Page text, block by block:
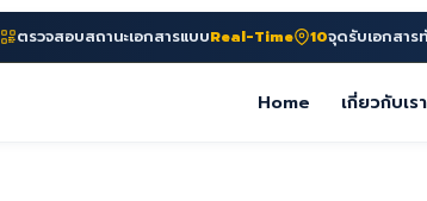
ตรวจสอบสถานะเอกสารแบบReal-Time 10จุดรับเอกสาร
Home เกี่ยวกับเรา